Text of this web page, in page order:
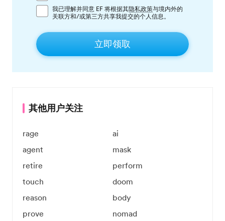
我已理解并同意 EF 将根据其隐私政策与境内外的
关联方和/或第三方共享我提交的个人信息。
立即领取
其他用户关注
rage
ai
agent
mask
retire
perform
touch
doom
reason
body
prove
nomad